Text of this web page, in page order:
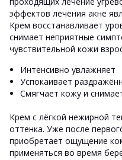
эффектов лечения акне
Крем восстанавливает
снимает неприятные
чувствительной кожи
Интенсивно увлажняет
Успокаивает
Смягчает кожу и
Крем с лёгкой нежирной
оттенка. Уже после
приобретает ощущение
применяться во время